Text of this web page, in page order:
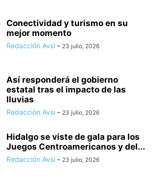
Conectividad y turismo en su
mejor momento
Redacción Avsi - 23 julio, 2026
Así responderá el gobierno
estatal tras el impacto de las
lluvias
Redacción Avsi - 23 julio, 2026
Hidalgo se viste de gala para los
Juegos Centroamericanos y del...
Redacción Avsi - 23 julio, 2026